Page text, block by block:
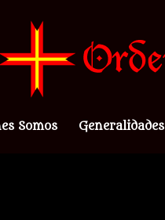
Somos Generalidades